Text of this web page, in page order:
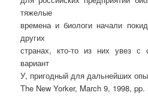
тяжелые
времена и биологи начали
других
странах, кто-то из них увез с
вариант
У, пригодный для дальнейших
The New Yorker, March 9, 1998, pp.